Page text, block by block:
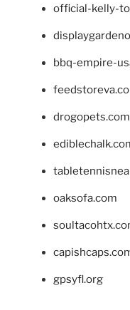
official-kelly-
bbq-empire-
drogopets.com
oaksofa.com
gpsyfl.org